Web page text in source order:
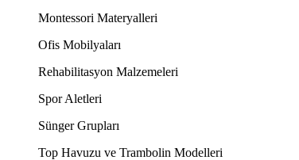
Montessori Materyalleri
Ofis Mobilyaları
Rehabilitasyon Malzemeleri
Spor Aletleri
Sünger Grupları
Top Havuzu ve Trambolin Modelleri